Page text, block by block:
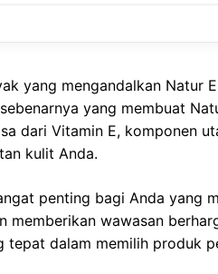
yang mengandalkan Natur
yang membuat
dari Vitamin E, komponen
kulit Anda.
penting bagi Anda yang
wawasan
tepat dalam memilih produk